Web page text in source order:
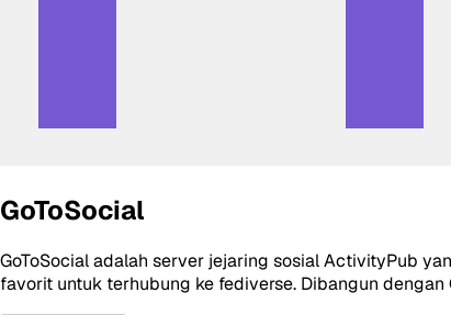
GoToSocial
GoToSocial adalah server jejaring sosial ActivityPub
favorit untuk terhubung ke fediverse. Dibangun